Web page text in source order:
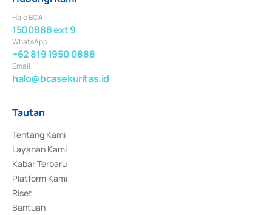
Halo BCA
1500888 ext 9
WhatsApp
+62 819 1950 0888
Email
halo@bcasekuritas.id
Tautan
Tentang Kami
Layanan Kami
Kabar Terbaru
Platform Kami
Riset
Bantuan